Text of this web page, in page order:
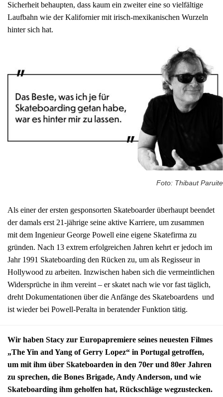
Sicherheit behaupten, dass kaum ein zweiter eine so vielfältige
Laufbahn wie der Kalifornier mit irisch-mexikanischen Wurzeln
hinter sich hat.
Foto: Thibaut Paruite
Als einer der ersten gesponsorten Skateboarder überhaupt beendet
der damals erst 21-jährige seine aktive Karriere, um zusammen
mit dem Ingenieur George Powell eine eigene Skatefirma zu
gründen. Nach 13 extrem erfolgreichen Jahren kehrt er jedoch im
Jahr 1991 Skateboarding den Rücken zu, um als Regisseur in
Hollywood zu arbeiten. Inzwischen haben sich die vermeintlichen
Widersprüche in ihm vereint – er skatet nach wie vor fast täglich,
dreht Dokumentationen über die Anfänge des Skateboardens und
ist wieder bei Powell-Peralta in beratender Funktion tätig.
Wir haben Stacy zur Europapremiere seines neuesten Filmes
„The Yin and Yang of Gerry Lopez“ in Portugal getroffen,
um mit ihm über Skateboarden in den 70er und 80er Jahren
zu sprechen, die Bones Brigade, Andy Anderson, und wie
Skateboarding ihm geholfen hat, Rückschläge wegzustecken.